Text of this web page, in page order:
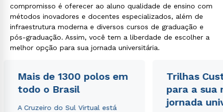
compromisso é oferecer ao aluno qualidade de ensino com
métodos inovadores e docentes especializados, além de
infraestrutura moderna e diversos cursos de graduação e
pós-graduação. Assim, você tem a liberdade de escolher a
melhor opção para sua jornada universitária.
Mais de 1300 polos em
todo o Brasil
A Cruzeiro do Sul Virtual está
Trilhas
para a sua
jornada